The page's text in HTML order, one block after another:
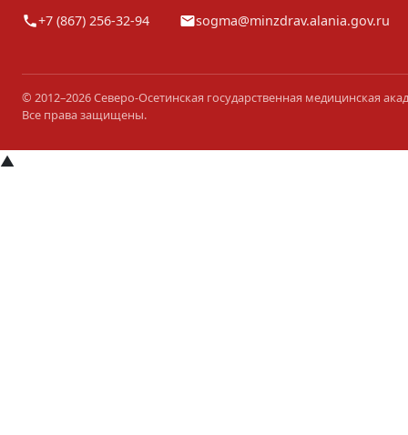
+7 (867) 256-32-94 sogma@minzdrav.alania.gov.ru
© 2012–2026 Северо-Осетинская государственная медицинская
Все права защищены.
▲